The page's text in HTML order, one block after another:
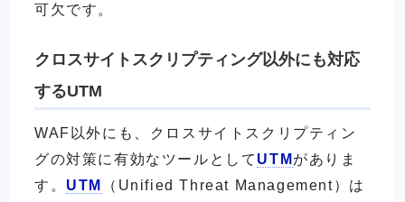
可欠です。
クロスサイトスクリプティング以外にも対応
するUTM
WAF以外にも、クロスサイトスクリプティン
グの対策に有効なツールとして UTM がありま
す。 UTM
（Unified Threat Management）は